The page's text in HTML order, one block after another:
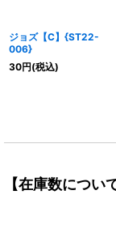
ジョズ【C】{ST22-
006}
30円(税込)
【在庫数につい